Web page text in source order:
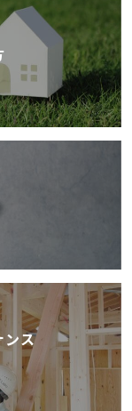
ンス